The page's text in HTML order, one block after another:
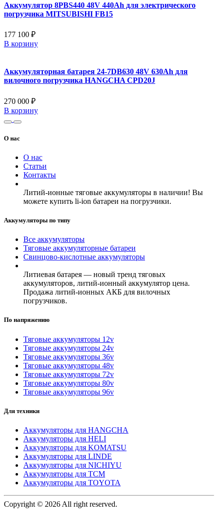
Аккумулятор 8PBS440 48V 440Ah для электрического
погрузчика MITSUBISHI FB15
177 100 ₽
В корзину
Аккумуляторная батарея 24-7DB630 48V 630Ah для
вилочного погрузчика HANGCHA CPD20J
270 000 ₽
В корзину
О нас
О нас
Статьи
Контакты
Литий-ионные тяговые аккумуляторы в наличии! Вы
можете купить li-ion батареи на погрузчики.
Аккумуляторы по типу
Все аккумуляторы
Тяговые аккумуляторные батареи
Свинцово-кислотные аккумуляторы
Литиевая батарея — новый тренд тяговых
аккумуляторов, литий-ионный аккумулятор цена.
Продажа литий-ионных АКБ для вилочных
погрузчиков.
По напряжению
Тяговые аккумуляторы 12v
Тяговые аккумуляторы 24v
Тяговые аккумуляторы 36v
Тяговые аккумуляторы 48v
Тяговые аккумуляторы 72v
Тяговые аккумуляторы 80v
Тяговые аккумуляторы 96v
Для техники
Аккумуляторы для HANGCHA
Аккумуляторы для HELI
Аккумуляторы для KOMATSU
Аккумуляторы для LINDE
Аккумуляторы для NICHIYU
Аккумуляторы для TCM
Аккумуляторы для TOYOTA
Copyright © 2026 All right reserved.